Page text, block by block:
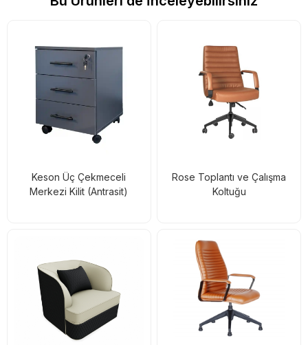
Keson Üç Çekmeceli
Merkezi Kilit (Antrasit)
Rose Toplantı ve Çalışma
Koltuğu